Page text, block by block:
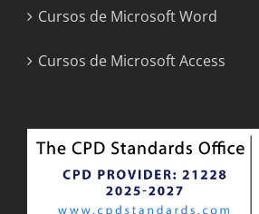
Cursos de Microsoft Word
Cursos de Microsoft Access